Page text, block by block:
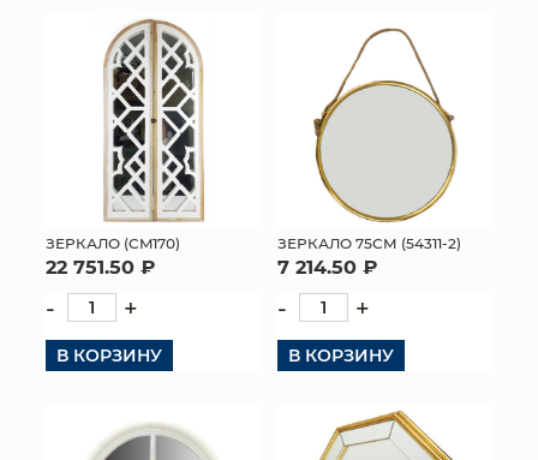
ЗЕРКАЛО (CM170)
22 751.50 ₽
- +
В КОРЗИНУ
ЗЕРКАЛО 75СМ (54311-2)
7 214.50 ₽
- +
В КОРЗИНУ